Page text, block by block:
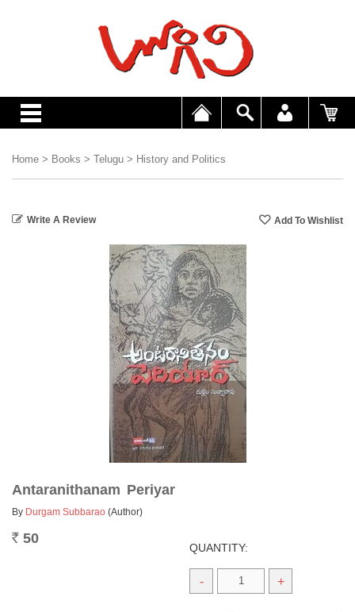
Home > Books > Telugu > History and Politics
Write A Review
Antaranithanam Periyar
By Durgam Subbarao (Author)
Rs. 50
QUANTITY:
- +